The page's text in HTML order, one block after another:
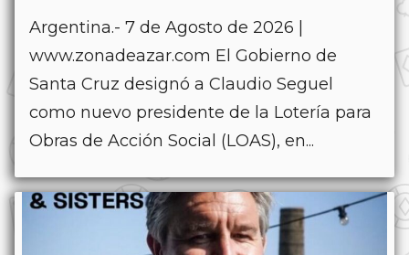
Argentina.- 7 de Agosto de 2026 |
www.zonadeazar.com El Gobierno de
Santa Cruz designó a Claudio Seguel
como nuevo presidente de la Lotería para
Obras de Acción Social (LOAS), en...